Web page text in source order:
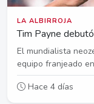
LA ALBIRROJA
Tim Payne
El mundialista
equipo franjeado
Hace 4 días